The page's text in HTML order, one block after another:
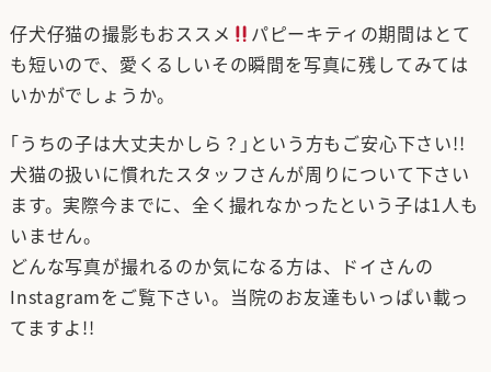
仔犬仔猫の撮影もおススメ
パピーキティの期間はとて
も短いので、愛くるしいその瞬間を写真に残してみては
いかがでしょうか。
｢うちの子は大丈夫かしら？｣という方もご安心下さい!!
犬猫の扱いに慣れたスタッフさんが周りについて下さい
ます。実際今までに、全く撮れなかったという子は1人も
いません。
どんな写真が撮れるのか気になる方は、ドイさんの
Instagramをご覧下さい。当院のお友達もいっぱい載っ
てますよ!!